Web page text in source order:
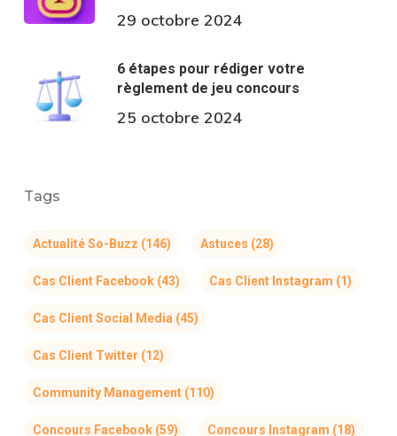
29 octobre 2024
6 étapes pour rédiger votre
règlement de jeu concours
25 octobre 2024
Tags
Actualité So-Buzz (146) Astuces (28)
Cas Client Facebook(43) Cas Client Instagram (1)
Cas Client Social Media (45)
Cas Client Twitter (12)
Community Management(110)
Concours Facebook(59) Concours Instagram (18)